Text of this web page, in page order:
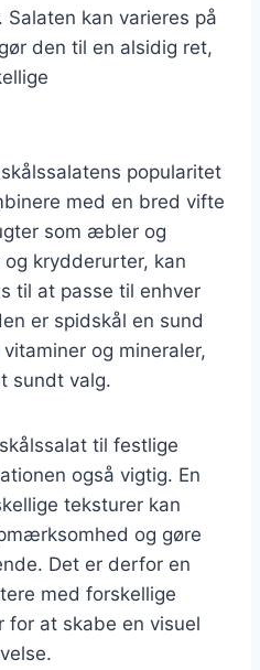
kan varieres på
den til en alsidig ret,
popularitet
med en bred vifte
som æbler og
krydderurter, kan
til at passe til enhver
er spidskål en sund
og mineraler,
sundt valg.
til festlige
også vigtig. En
teksturer kan
og gøre
Det er derfor en
med forskellige
for at skabe en visuel